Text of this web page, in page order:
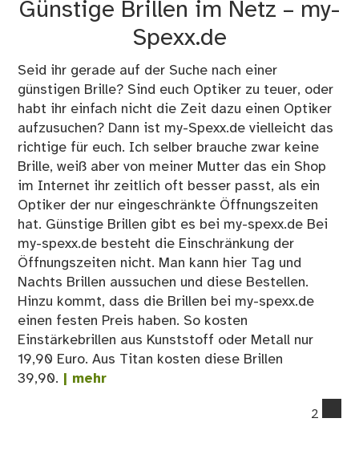
Günstige Brillen im Netz – my-
Spexx.de
Seid ihr gerade auf der Suche nach einer
günstigen Brille? Sind euch Optiker zu teuer, oder
habt ihr einfach nicht die Zeit dazu einen Optiker
aufzusuchen? Dann ist my-Spexx.de vielleicht das
richtige für euch. Ich selber brauche zwar keine
Brille, weiß aber von meiner Mutter das ein Shop
im Internet ihr zeitlich oft besser passt, als ein
Optiker der nur eingeschränkte Öffnungszeiten
hat. Günstige Brillen gibt es bei my-spexx.de Bei
my-spexx.de besteht die Einschränkung der
Öffnungszeiten nicht. Man kann hier Tag und
Nachts Brillen aussuchen und diese Bestellen.
Hinzu kommt, dass die Brillen bei my-spexx.de
einen festen Preis haben. So kosten
Einstärkebrillen aus Kunststoff oder Metall nur
19,90 Euro. Aus Titan kosten diese Brillen
39,90. | mehr
2